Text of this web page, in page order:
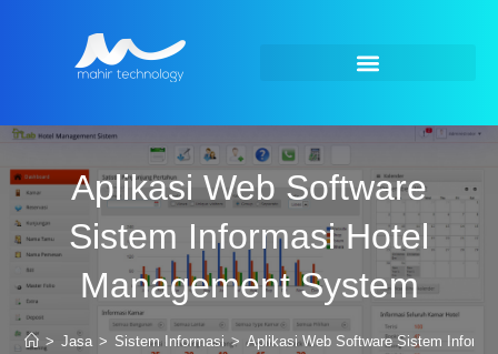
Aplikasi Web Software
Sistem Informasi Hotel
Management System
> Jasa > Sistem Informasi > Aplikasi Web Software Sistem